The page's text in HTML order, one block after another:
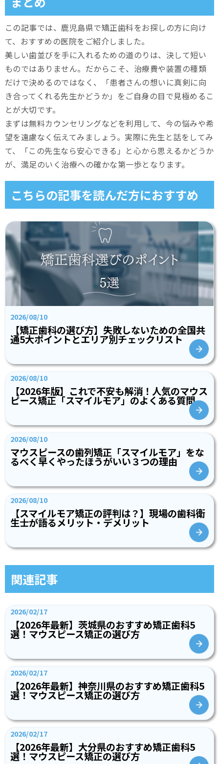
この記事では、鹿児島県で矯正歯科をお探しの方に向け
て、おすすめの医院をご紹介しました。
美しい歯並びを手に入れるための道のりは、決して短い
ものではありません。だからこそ、治療費や装置の種類
だけで決めるのではなく、「患者さんの想いに真剣に向
き合ってくれる先生かどうか」をご自身の目で見極めるこ
とが大切です。
まずは無料カウンセリングなどを利用して、今の悩みや希
望を遠慮なく伝えてみましょう。実際に先生と話をしてみ
て、「この先生なら安心できる」と心から思えるかどうか
が、満足のいく治療への確かな第一歩となります。
こちらの記事を読んだ方におすすめ
2026/08/10
【矯正歯科の選び方】失敗しないための全国共
通5大ポイントとエリア別チェックリスト
2026/08/10
【2026年版】これで不安も解消！人気のマウス
ピース矯正「スマイルモア」のよくある質問
2026/08/10
マウスピースの歯列矯正「スマイルモア」をな
るべく早くやったほうがいい３つの理由
2026/08/10
【スマイルモア矯正の評判は？】現場の歯科衛
生士が語るメリット・デメリット
関連記事
2026/02/17
【2026年最新】茨城県のおすすめ矯正歯科5
選！マウスピース矯正の選び方
2026/02/17
【2026年最新】神奈川県のおすすめ矯正歯科5
選！マウスピース矯正の選び方
2026/02/17
【2026年最新】大分県のおすすめ矯正歯科5
選！マウスピース矯正の選び方